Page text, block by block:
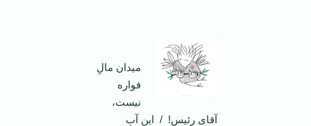
میدان مالِ
فواره
نیست،
آقای رئیس! / این آبِ